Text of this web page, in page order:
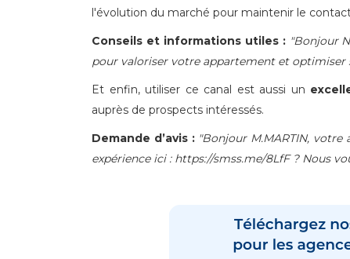
l'évolution du marché pour maintenir le
Conseils et informations utiles : "Bonjour
pour valoriser votre appartement et optimiser
Et enfin, utiliser ce canal est aussi un
auprès de prospects intéressés.
Demande d’avis : "Bonjour M.MARTIN,
expérience ici : https://smss.me/8LfF ? Nous